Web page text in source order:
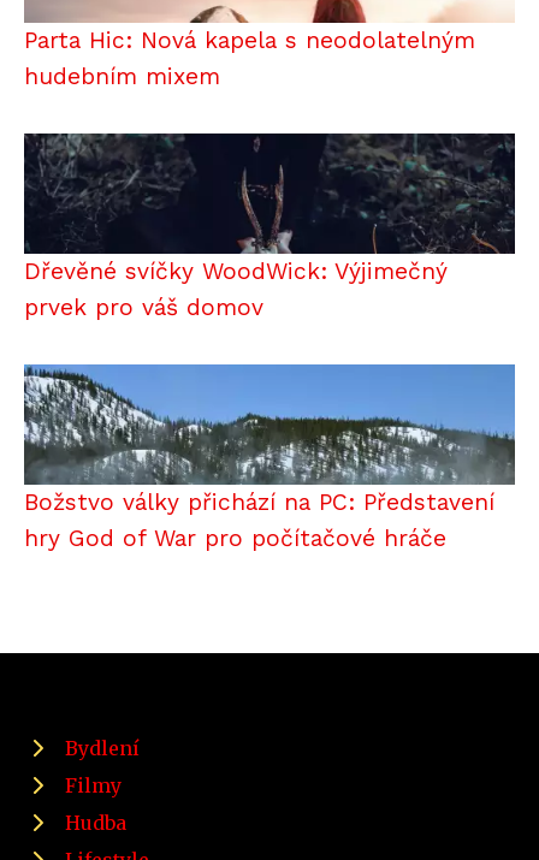
Parta Hic: Nová kapela s neodolatelným
hudebním mixem
Dřevěné svíčky WoodWick: Výjimečný
prvek pro váš domov
Božstvo války přichází na PC: Představení
hry God of War pro počítačové hráče
Bydlení
Filmy
Hudba